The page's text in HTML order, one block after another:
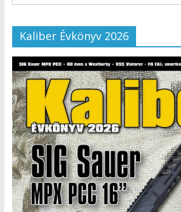
Kaliber Évkönyv 2026